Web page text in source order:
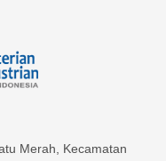
Merah, Kecamatan